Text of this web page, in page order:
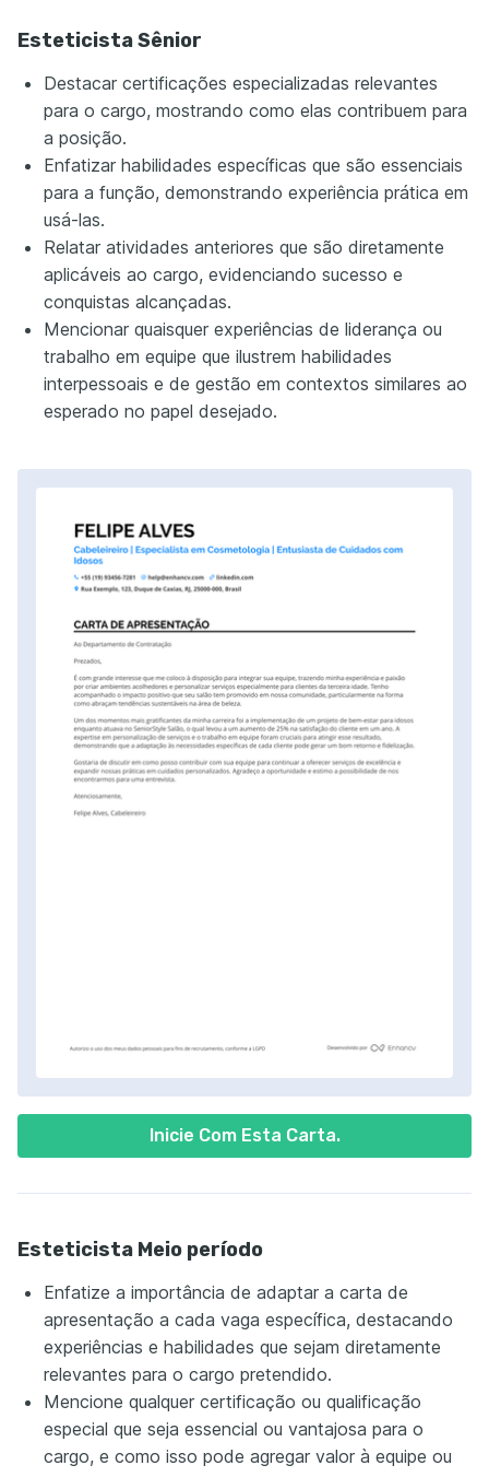
Inicie Com Esta Carta.
Esteticista Sênior
Destacar certificações especializadas relevantes
para o cargo, mostrando como elas contribuem para
a posição.
Enfatizar habilidades específicas que são essenciais
para a função, demonstrando experiência prática em
usá-las.
Relatar atividades anteriores que são diretamente
aplicáveis ao cargo, evidenciando sucesso e
conquistas alcançadas.
Mencionar quaisquer experiências de liderança ou
trabalho em equipe que ilustrem habilidades
interpessoais e de gestão em contextos similares ao
esperado no papel desejado.
Esteticista Meio período
Enfatize a importância de adaptar a carta de
apresentação a cada vaga específica, destacando
experiências e habilidades que sejam diretamente
relevantes para o cargo pretendido.
Mencione qualquer certificação ou qualificação
especial que seja essencial ou vantajosa para o
cargo, e como isso pode agregar valor à equipe ou